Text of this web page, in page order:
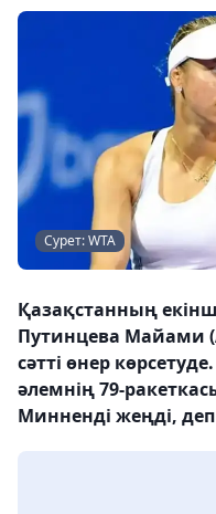
Сурет: WTA
Қазақстанның
Путинцева Майами
сәтті өнер
әлемнің 79-
Минненді жеңді,